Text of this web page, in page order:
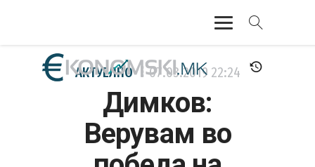
АКТУЕЛНО
ЕКОНОМИЈА
ФИНАНСИИ
АКТУЕЛНО 07.03.2019 22:24
Димков:
Верувам во